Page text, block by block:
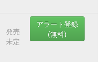
発売
未定
アラート登録
(無料)